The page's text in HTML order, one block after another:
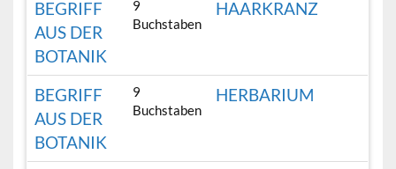
BEGRIFF
AUS DER
BOTANIK
9
Buchstaben
HAARKRANZ
BEGRIFF
AUS DER
BOTANIK
9
Buchstaben
HERBARIUM